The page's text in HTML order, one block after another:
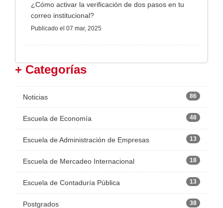
¿Cómo activar la verificación de dos pasos en tu
correo institucional?
Publicado el 07 mar, 2025
+ Categorías
Noticias 86
Escuela de Economía 48
Escuela de Administración de Empresas 13
Escuela de Mercadeo Internacional 18
Escuela de Contaduría Pública 13
Postgrados 38